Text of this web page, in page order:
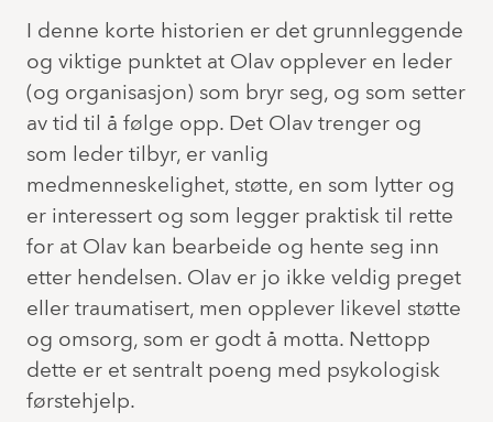
I denne korte historien er det grunnleggende
og viktige punktet at Olav opplever en leder
(og organisasjon) som bryr seg, og som setter
av tid til å følge opp. Det Olav trenger og
som leder tilbyr, er vanlig
medmenneskelighet, støtte, en som lytter og
er interessert og som legger praktisk til rette
for at Olav kan bearbeide og hente seg inn
etter hendelsen. Olav er jo ikke veldig preget
eller traumatisert, men opplever likevel støtte
og omsorg, som er godt å motta. Nettopp
dette er et sentralt poeng med psykologisk
førstehjelp.